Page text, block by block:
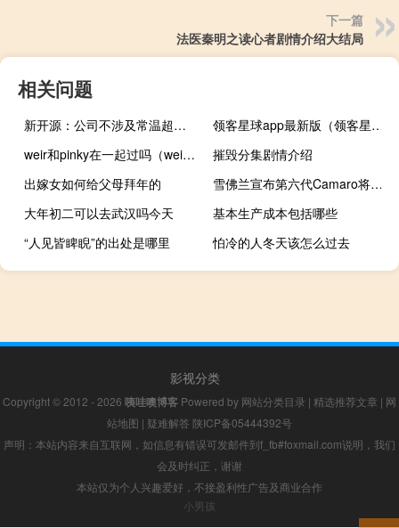
下一篇
法医秦明之读心者剧情介绍大结局
相关问题
新开源：公司不涉及常温超导相关的业务
领客星球app最新版（领客星球）
weir和pinky在一起过吗（weir pinky）
摧毁分集剧情介绍
出嫁女如何给父母拜年的
雪佛兰宣布第六代Camaro将在2024年车型年结束时退役
大年初二可以去武汉吗今天
基本生产成本包括哪些
“人见皆睥睨”的出处是哪里
怕冷的人冬天该怎么过去
影视分类
Copyright © 2012 - 2026 咦哇噢博客 Powered by 网站分类目录 | 精选推荐文章 | 网
站地图 | 疑难解答 陕ICP备05444392号
声明：本站内容来自互联网，如信息有错误可发邮件到f_fb#foxmail.com说明，我们
会及时纠正，谢谢
本站仅为个人兴趣爱好，不接盈利性广告及商业合作
小男孩